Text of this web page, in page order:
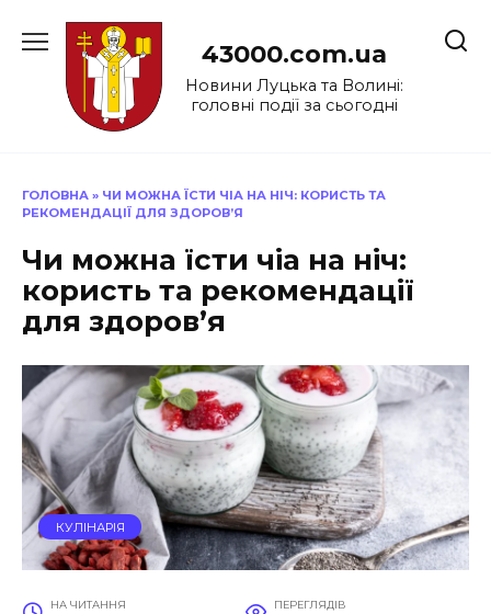
до
43000.com.ua
Новини Луцька та Волині:
головні події за сьогодні
ГОЛОВНА » ЧИ МОЖНА ЇСТИ ЧІА НА НІЧ: КОРИСТЬ ТА
РЕКОМЕНДАЦІЇ ДЛЯ ЗДОРОВ’Я
Чи можна їсти чіа на ніч:
користь та рекомендації
для здоров’я
КУЛІНАРІЯ
НА ЧИТАННЯ ПЕРЕГЛЯДІВ